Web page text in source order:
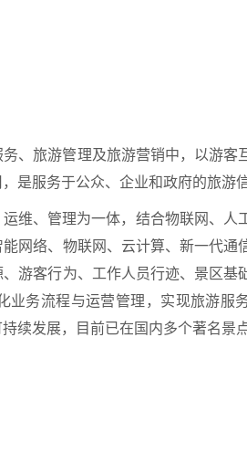
、旅游管理及旅游营销中，以游客
是服务于公众、企业和政府的旅游
维、管理为一体，结合物联网、人
网络、物联网、云计算、新一代通
游客行为、工作人员行迹、景区基
业务流程与运营管理，实现旅游服
续发展，目前已在国内多个著名景